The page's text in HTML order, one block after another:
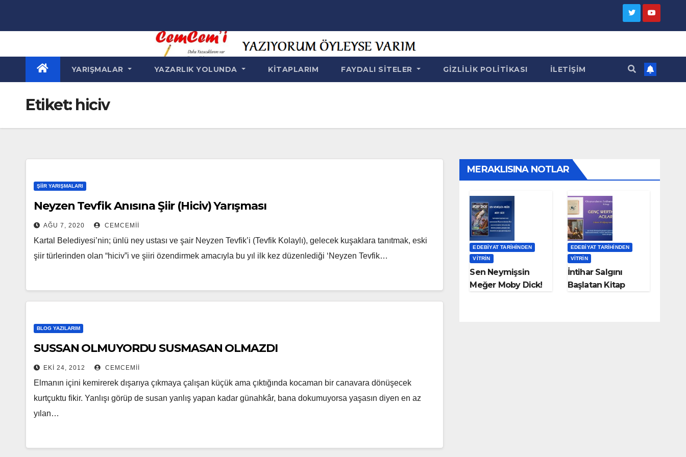
YARIŞMALAR YAZARLIK YOLUNDA KITAPLARIM FAYDALI SITELER GIZLILIK POLITIKASI İLETIŞIM
Etiket: hiciv
ŞIIR YARIŞMALARI
Neyzen Tevfik Anısına Şiir (Hiciv) Yarışması
AĞU 7, 2020 CEMCEMII
Kartal Belediyesi’nin; ünlü ney ustası ve şair Neyzen Tevfik’i (Tevfik Kolaylı), gelecek kuşaklara tanıtmak, eski
şiir türlerinden olan “hiciv”i ve şiiri özendirmek amacıyla bu yıl ilk kez düzenlediği ‘Neyzen Tevfik…
BLOG YAZILARIM
SUSSAN OLMUYORDU SUSMASAN OLMAZDI‏
EKI 24, 2012 CEMCEMII
Elmanın içini kemirerek dışarıya çıkmaya çalışan küçük ama çıktığında kocaman bir canavara dönüşecek
kurtçuktu fikir. Yanlışı görüp de susan yanlış yapan kadar günahkâr, bana dokumuyorsa yaşasın diyen en az
yılan…
MERAKLISINA NOTLAR
EDEBIYAT TARIHINDEN
VITRIN
Sen Neymişsin
Meğer Moby Dick!
EDEBIYAT TARIHINDEN
VITRIN
İntihar Salgını
Başlatan Kitap